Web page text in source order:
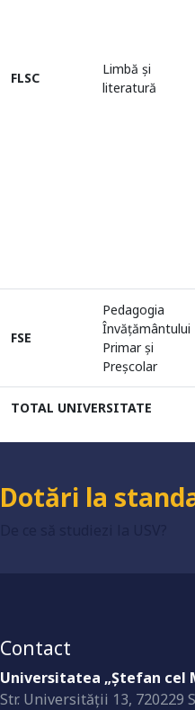
FLSC
Limbă şi
literatură
FSE
Pedagogia
Învăţământului
Primar şi
Preşcolar
TOTAL UNIVERSITATE
Universitate
Grad de
Dotări la
Contact
Universitatea „Ştefan cel
Str. Universităţii 13, 720229